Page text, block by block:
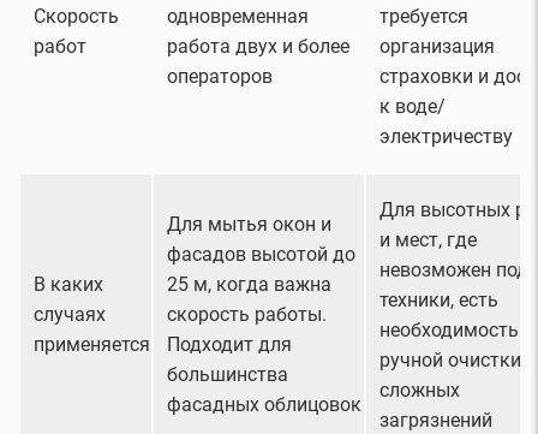
Скорость
работ
одновременная
работа двух и более
операторов
требуется
организация
страховки и
к воде/
электричеству
В каких
случаях
применяется
Для мытья окон и
фасадов высотой до
25 м, когда важна
скорость работы.
Подходит для
большинства
фасадных облицовок
Для высотных
и мест, где
невозможен
техники, есть
необходимость
ручной очистки
сложных
загрязнений